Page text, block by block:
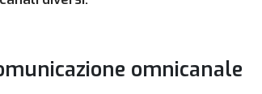
omnicanale